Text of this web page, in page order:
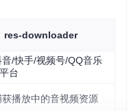
res-downloader
/快手/视频号/QQ音乐
台
获播放中的音视频资源